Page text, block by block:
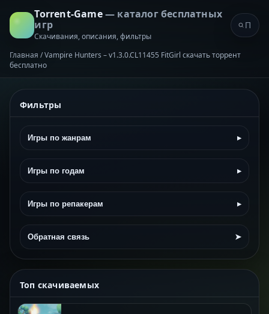
Torrent-Game— каталог бесплатных
игр
Скачивания, описания, фильтры
Главная /Vampire Hunters – v1.3.0.CL11455 FitGirl скачать торрент
бесплатно
Фильтры
Игры по жанрам ▸
Игры по годам ▸
Игры по репакерам ▸
Обратная связь ➤
Топ скачиваемых